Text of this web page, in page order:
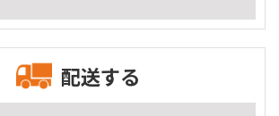
配送する